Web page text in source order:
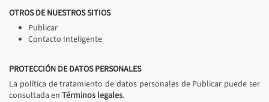
OTROS DE NUESTROS SITIOS
Publicar
Contacto Inteligente
PROTECCIÓN DE DATOS PERSONALES
La política de tratamiento de datos personales de Publicar puede ser
consultada en Términos legales.